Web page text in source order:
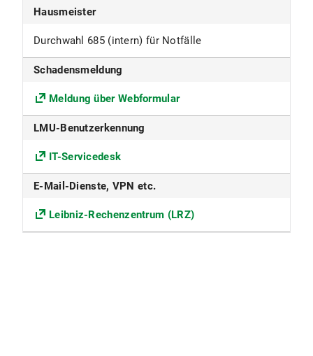
Hausmeister
Durchwahl 685 (intern) für Notfälle
Schadensmeldung
Meldung über Webformular
LMU-Benutzerkennung
IT-Servicedesk
E-Mail-Dienste, VPN etc.
Leibniz-Rechenzentrum (LRZ)